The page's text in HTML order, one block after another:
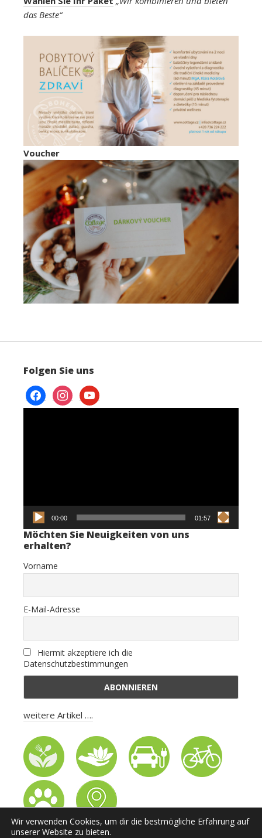
das Beste“
Voucher
Folgen Sie uns
facebookinstagramyoutube
00:00 01:57
Möchten Sie Neuigkeiten von uns
erhalten?
Vorname
E-Mail-Adresse
Hiermit akzeptiere ich die
Datenschutzbestimmungen
weitere Artikel ….
Wir verwenden Cookies, um dir die bestmögliche Erfahrung auf
unserer Website zu bieten.